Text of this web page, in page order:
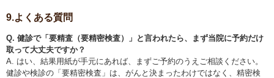
9.よくある質問
Q. 健診で「要精査（要精密検査）」と言われたら、まず当院に予約だけ
取って大丈夫ですか？
A. はい、結果用紙が手元にあれば、まずご予約のうえご相談ください。
健診や検診の「要精密検査」は、がんと決まったわけではなく、精密検